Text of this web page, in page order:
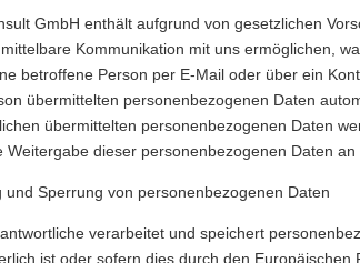
GmbH enthält aufgrund von gesetzlichen
Kommunikation mit uns ermöglichen,
betroffene Person per E-Mail oder über ein
übermittelten personenbezogenen Daten
übermittelten personenbezogenen Daten
dieser personenbezogenen Daten an
Sperrung von personenbezogenen Daten
verarbeitet und speichert
ist oder sofern dies durch den